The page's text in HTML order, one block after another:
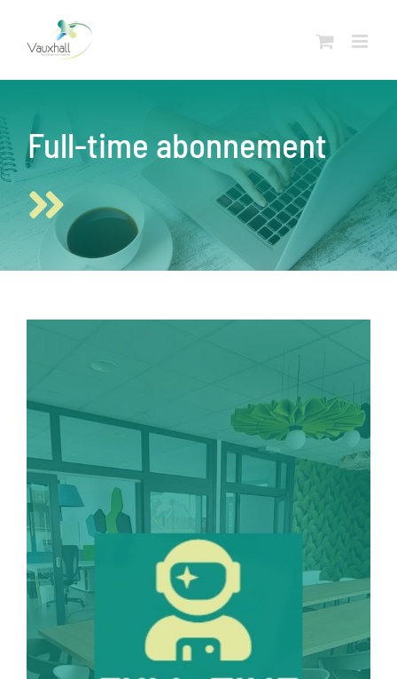
Full-time abonnement